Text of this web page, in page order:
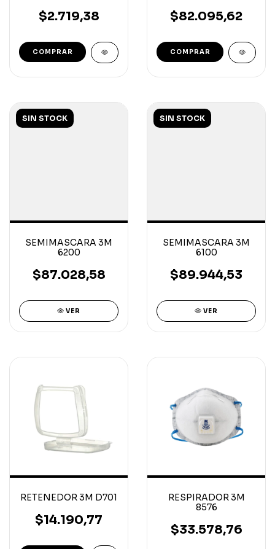
C/CORDON
$2.719,38 $82.095,62
SIN STOCK
SEMIMASCARA 3M
6200
$87.028,58
VER
SIN STOCK
SEMIMASCARA 3M
6100
$89.944,53
VER
RETENEDOR 3M D701
$14.190,77
RESPIRADOR 3M
8576
$33.578,76